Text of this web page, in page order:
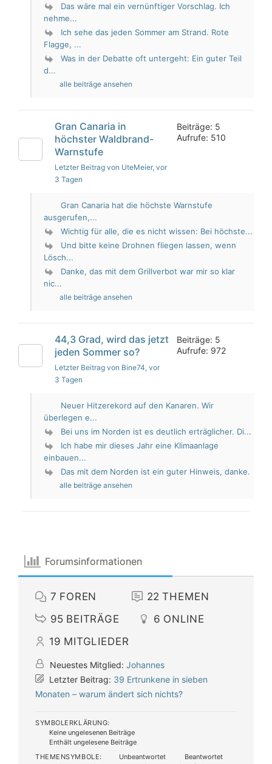
Das wäre mal ein vernünftiger Vorschlag. Ich
nehme...
Ich sehe das jeden Sommer am Strand. Rote
Flagge, ...
Was in der Debatte oft untergeht: Ein guter Teil
d...
alle beiträge ansehen
Gran Canaria in
höchster Waldbrand-
Warnstufe
Letzter Beitrag von UteMeier, vor
3 Tagen
Beiträge: 5
Aufrufe: 510
Gran Canaria hat die höchste Warnstufe
ausgerufen,...
Wichtig für alle, die es nicht wissen: Bei höchste...
Und bitte keine Drohnen fliegen lassen, wenn
Lösch...
Danke, das mit dem Grillverbot war mir so klar
nic...
alle beiträge ansehen
44,3 Grad, wird das jetzt
jeden Sommer so?
Letzter Beitrag von Bine74, vor
3 Tagen
Beiträge: 5
Aufrufe: 972
Neuer Hitzerekord auf den Kanaren. Wir
überlegen e...
Bei uns im Norden ist es deutlich erträglicher. Di...
Ich habe mir dieses Jahr eine Klimaanlage
einbauen...
Das mit dem Norden ist ein guter Hinweis, danke.
alle beiträge ansehen
Forumsinformationen
7 FOREN 22 THEMEN
95 BEITRÄGE 6 ONLINE
19 MITGLIEDER
Neuestes Mitglied: Johannes
Letzter Beitrag: 39 Ertrunkene in sieben
Monaten – warum ändert sich nichts?
SYMBOLERKLÄRUNG:
Keine ungelesenen Beiträge
Enthält ungelesene Beiträge
THEMENSYMBOLE:
Unbeantwortet
Beantwortet